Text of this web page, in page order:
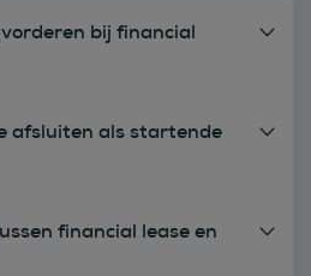
bij financial
afsluiten als startende
financial lease en